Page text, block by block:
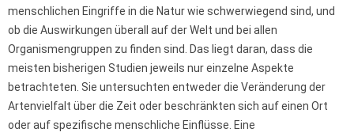
menschlichen Eingriffe in die Natur wie schwerwiegend sind, und
ob die Auswirkungen überall auf der Welt und bei allen
Organismengruppen zu finden sind. Das liegt daran, dass die
meisten bisherigen Studien jeweils nur einzelne Aspekte
betrachteten. Sie untersuchten entweder die Veränderung der
Artenvielfalt über die Zeit oder beschränkten sich auf einen Ort
oder auf spezifische menschliche Einflüsse. Eine